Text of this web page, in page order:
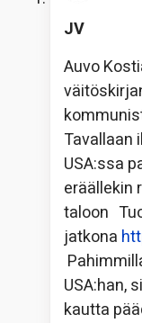
JV
Auvo
Tavallaan
USA:ssa
eräällekin
taloon
jatkona
USA:han,
kautta